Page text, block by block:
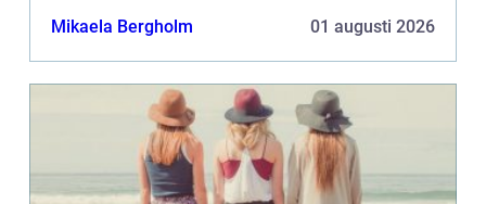
Mikaela Bergholm 01 augusti 2026